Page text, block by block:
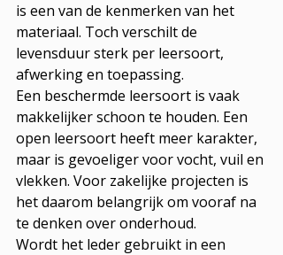
is een van de kenmerken van het
materiaal. Toch verschilt de
levensduur sterk per leersoort,
afwerking en toepassing.
Een beschermde leersoort is vaak
makkelijker schoon te houden. Een
open leersoort heeft meer karakter,
maar is gevoeliger voor vocht, vuil en
vlekken. Voor zakelijke projecten is
het daarom belangrijk om vooraf na
te denken over onderhoud.
Wordt het leder gebruikt in een